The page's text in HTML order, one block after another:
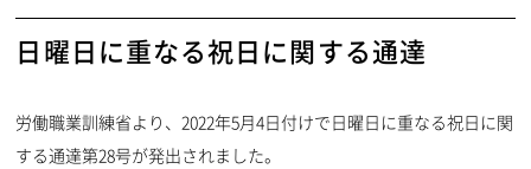
日曜日に重なる祝日に関する通達
労働職業訓練省より、2022年5月4日付けで日曜日に重なる祝日に関
する通達第28号が発出されました。